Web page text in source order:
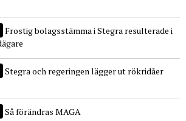
Frostig bolagsstämma i Stegra resulterade i
Stegra och regeringen lägger ut rökridåer
Så förändras MAGA